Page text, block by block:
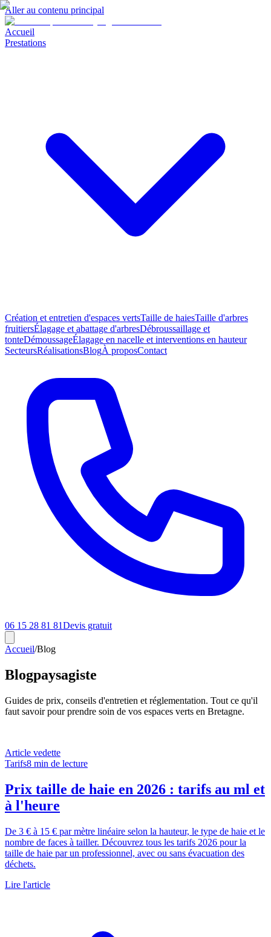
Aller au contenu principal
Accueil
Prestations
Création et entretien d'espaces vertsTaille de haiesTaille d'arbres
fruitiersÉlagage et abattage d'arbresDébroussaillage et
tonteDémoussageÉlagage en nacelle et interventions en hauteur
SecteursRéalisationsBlogÀ proposContact
06 15 28 81 81Devis gratuit
Accueil/Blog
Blogpaysagiste
Guides de prix, conseils d'entretien et réglementation. Tout ce qu'il
faut savoir pour prendre soin de vos espaces verts en Bretagne.
Article vedette
Tarifs8 min de lecture
Prix taille de haie en 2026 : tarifs au ml et
à l'heure
De 3 € à 15 € par mètre linéaire selon la hauteur, le type de haie et le
nombre de faces à tailler. Découvrez tous les tarifs 2026 pour la
taille de haie par un professionnel, avec ou sans évacuation des
déchets.
Lire l'article